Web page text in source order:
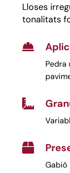
Lloses
tonalitats

Pedra


Gabió